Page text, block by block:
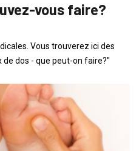
vous faire?
Vous trouverez ici des
dos - que peut-on faire?"